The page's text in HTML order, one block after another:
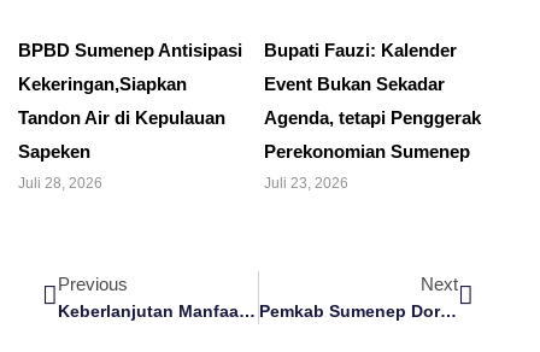
BPBD Sumenep Antisipasi
Kekeringan,Siapkan
Tandon Air di Kepulauan
Sapeken
Juli 28, 2026
Bupati Fauzi: Kalender
Event Bukan Sekadar
Agenda, tetapi Penggerak
Perekonomian Sumenep
Juli 23, 2026
Previous
Keberlanjutan Manfaat UPLAND Projek DKPP Sumenep Untuk Kemakmuran Petani Bawang Merah
Next
Pemkab Sumenep Dorong Pendapatan Wisata Dengan Kenaikan Harga Tiket Masuk Di 3 Objek Wisata